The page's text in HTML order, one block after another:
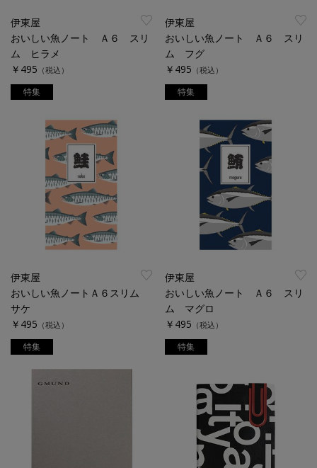
伊東屋
おいしい魚ノート Ａ６ スリ
ム ヒラメ
￥495 （税込）
特集
伊東屋
おいしい魚ノート Ａ６ スリ
ム フグ
￥495 （税込）
特集
伊東屋
おいしい魚ノートＡ６スリム
サケ
￥495 （税込）
特集
伊東屋
おいしい魚ノート Ａ６ スリ
ム マグロ
￥495 （税込）
特集